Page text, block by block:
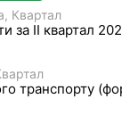
Квартал
за II квартал
транспорту